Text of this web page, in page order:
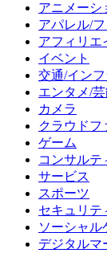
アニメーシ
アパレル/
アフィリエ
イベント
交通/インフ
エンタメ/
カメラ
クラウドフ
ゲーム
コンサルテ
サービス
スポーツ
セキュリテ
ソーシャル
デジタルマ